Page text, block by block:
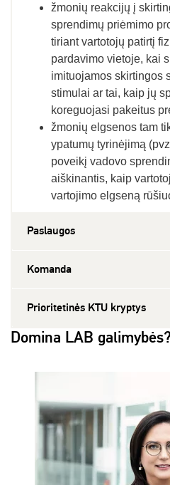
žmonių reakcijų į
sprendimų priėmimo
tiriant vartotojų patirtį
pardavimo vietoje, kai
imituojamos skirtingos
stimulai ar tai, kaip jų
koreguojasi pakeitus
žmonių elgsenos tam
ypatumų tyrinėjimą
poveikį vadovo
aiškinantis, kaip
vartojimo elgseną
Paslaugos
Komanda
Prioritetinės KTU kryptys
Domina LAB